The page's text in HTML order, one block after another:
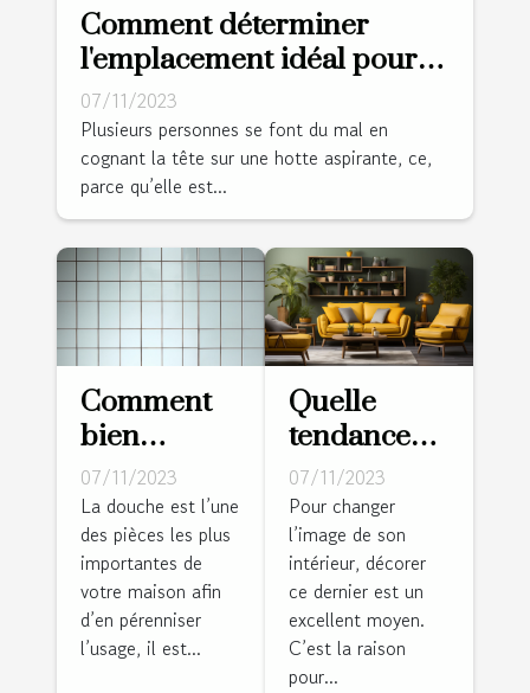
Comment déterminer
l'emplacement idéal pour
une hotte aspirante ?
07/11/2023
Plusieurs personnes se font du mal en
cognant la tête sur une hotte aspirante, ce,
parce qu’elle est...
Comment
bien
entretenir
sa douche ?
07/11/2023
La douche est l’une
des pièces les plus
importantes de
votre maison afin
d’en pérenniser
l’usage, il est...
Quelle
tendance
déco pour
un intérieur
en vogue ?
07/11/2023
Pour changer
l’image de son
intérieur, décorer
ce dernier est un
excellent moyen.
C’est la raison
pour...